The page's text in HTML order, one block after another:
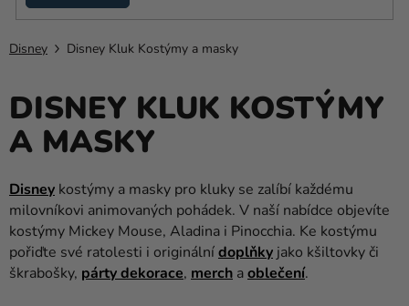
stany
Kanekalon
Helium
a
balónky
Párty
Výzdoba
a
Disney Disney Kluk Kostýmy a masky
DISNEY KLUK KOSTÝMY
A MASKY
Disney kostýmy a masky pro kluky se zalíbí každému
milovníkovi animovaných pohádek. V naší nabídce objevíte
kostýmy Mickey Mouse, Aladina i Pinocchia. Ke kostýmu
pořiďte své ratolesti i originálnídoplňky jako kšiltovky či
škrabošky, párty dekorace, merch aoblečení.